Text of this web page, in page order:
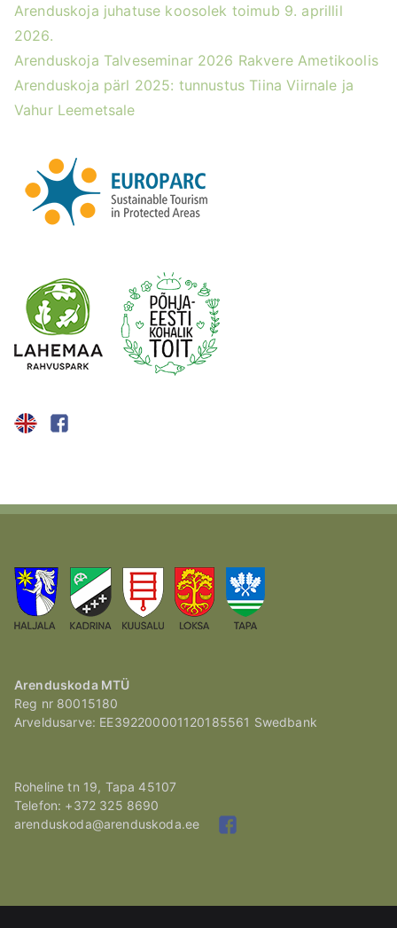
Arenduskoja juhatuse koosolek toimub 9. aprillil
2026.
Arenduskoja Talveseminar 2026 Rakvere Ametikoolis
Arenduskoja pärl 2025: tunnustus Tiina Viirnale ja
Vahur Leemetsale
Arenduskoda MTÜ
Reg nr 80015180
Arveldusarve: EE392200001120185561 Swedbank
Roheline tn 19, Tapa 45107
Telefon: +372 325 8690
arenduskoda@arenduskoda.ee